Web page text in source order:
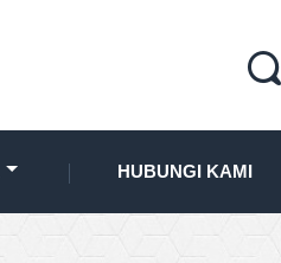

HUBUNGI KAMI